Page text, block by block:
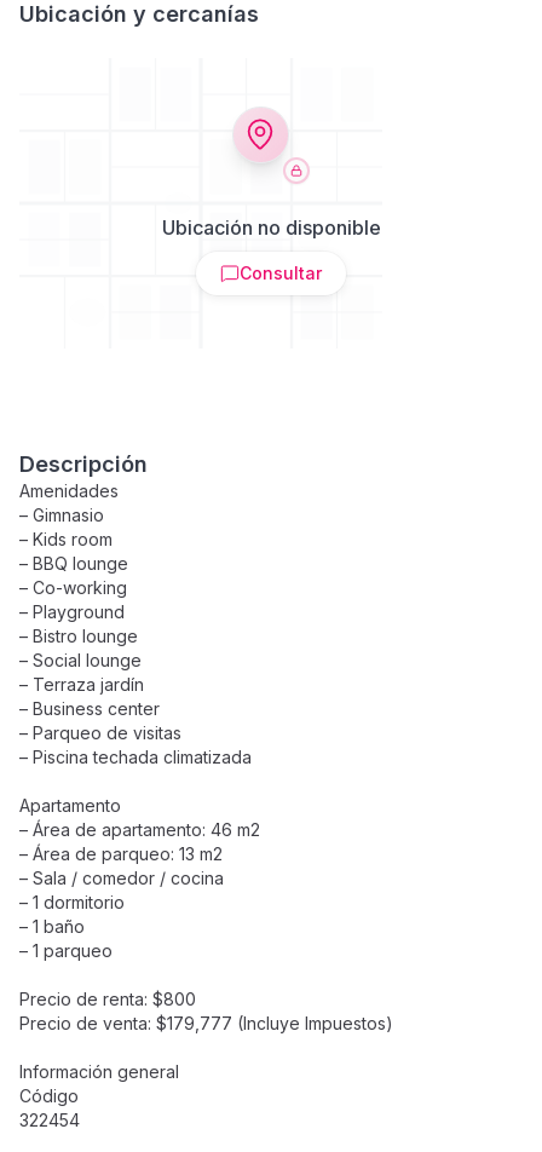
Ubicación y cercanías
Ubicación no disponible
Consultar
Descripción
Amenidades
– Gimnasio
– Kids room
– BBQ lounge
– Co-working
– Playground
– Bistro lounge
– Social lounge
– Terraza jardín
– Business center
– Parqueo de visitas
– Piscina techada climatizada
Apartamento
– Área de apartamento: 46 m2
– Área de parqueo: 13 m2
– Sala / comedor / cocina
– 1 dormitorio
– 1 baño
– 1 parqueo
Precio de renta: $800
Precio de venta: $179,777 (Incluye Impuestos)
Información general
Código
322454